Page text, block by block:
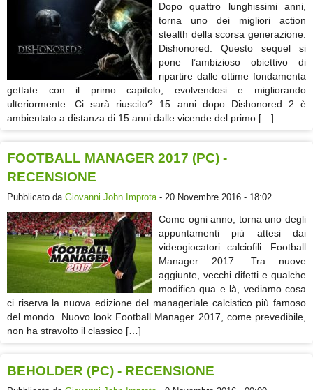
Dopo quattro lunghissimi anni,
torna uno dei migliori action
stealth della scorsa generazione:
Dishonored. Questo sequel si
pone l’ambizioso obiettivo di
ripartire dalle ottime fondamenta
gettate con il primo capitolo, evolvendosi e migliorando
ulteriormente. Ci sarà riuscito? 15 anni dopo Dishonored 2 è
ambientato a distanza di 15 anni dalle vicende del primo […]
FOOTBALL MANAGER 2017 (PC) -
RECENSIONE
Pubblicato da Giovanni John Improta- 20 Novembre 2016 - 18:02
Come ogni anno, torna uno degli
appuntamenti più attesi dai
videogiocatori calciofili: Football
Manager 2017. Tra nuove
aggiunte, vecchi difetti e qualche
modifica qua e là, vediamo cosa
ci riserva la nuova edizione del manageriale calcistico più famoso
del mondo. Nuovo look Football Manager 2017, come prevedibile,
non ha stravolto il classico […]
BEHOLDER (PC) - RECENSIONE